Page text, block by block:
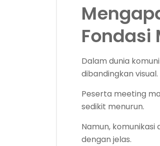
Fondasi
Dalam dunia
dibandingkan visual.
Peserta meeting
sedikit menurun.
Namun,
dengan jelas.